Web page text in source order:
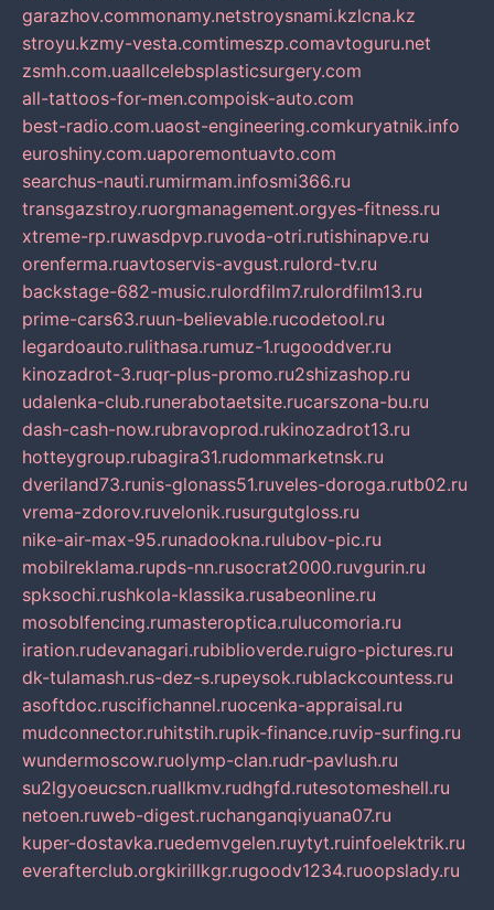
garazhov.commonamy.netstroysnami.kzlcna.kz
stroyu.kzmy-vesta.comtimeszp.comavtoguru.net
zsmh.com.uaallcelebsplasticsurgery.com
all-tattoos-for-men.compoisk-auto.com
best-radio.com.uaost-engineering.comkuryatnik.info
euroshiny.com.uaporemontuavto.com
searchus-nauti.rumirmam.infosmi366.ru
transgazstroy.ruorgmanagement.orgyes-fitness.ru
xtreme-rp.ruwasdpvp.ruvoda-otri.rutishinapve.ru
orenferma.ruavtoservis-avgust.rulord-tv.ru
backstage-682-music.rulordfilm7.rulordfilm13.ru
prime-cars63.ruun-believable.rucodetool.ru
legardoauto.rulithasa.rumuz-1.rugooddver.ru
kinozadrot-3.ruqr-plus-promo.ru2shizashop.ru
udalenka-club.runerabotaetsite.rucarszona-bu.ru
dash-cash-now.rubravoprod.rukinozadrot13.ru
hotteygroup.rubagira31.rudommarketnsk.ru
dveriland73.runis-glonass51.ruveles-doroga.rutb02.ru
vrema-zdorov.ruvelonik.rusurgutgloss.ru
nike-air-max-95.runadookna.rulubov-pic.ru
mobilreklama.rupds-nn.rusocrat2000.ruvgurin.ru
spksochi.rushkola-klassika.rusabeonline.ru
mosoblfencing.rumasteroptica.rulucomoria.ru
iration.rudevanagari.rubiblioverde.ruigro-pictures.ru
dk-tulamash.rus-dez-s.rupeysok.rublackcountess.ru
asoftdoc.ruscifichannel.ruocenka-appraisal.ru
mudconnector.ruhitstih.rupik-finance.ruvip-surfing.ru
wundermoscow.ruolymp-clan.rudr-pavlush.ru
su2lgyoeucscn.ruallkmv.rudhgfd.rutesotomeshell.ru
netoen.ruweb-digest.ruchanganqiyuana07.ru
kuper-dostavka.ruedemvgelen.ruytyt.ruinfoelektrik.ru
everafterclub.orgkirillkgr.rugoodv1234.ruoopslady.ru